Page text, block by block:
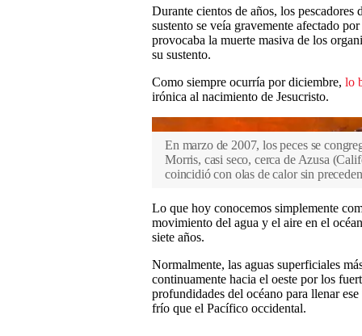
Durante cientos de años, los
sustento se veía gravemente afectado
provocaba la muerte masiva de los
su sustento.
Como siempre ocurría por diciembre, lo
irónica al nacimiento de Jesucristo.
En marzo de 2007, los peces se
Morris, casi seco, cerca de Azusa
coincidió con olas de calor sin
Lo que hoy conocemos simplemente
movimiento del agua y el aire en el
siete años.
Normalmente, las aguas superficiales
continuamente hacia el oeste por los
profundidades del océano para llenar
frío que el Pacífico occidental.